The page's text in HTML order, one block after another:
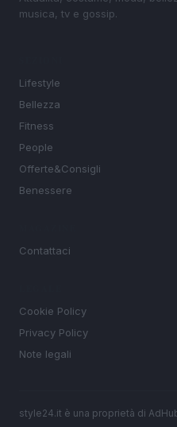
musica, tv e gossip.
Lifestyle
Bellezza
Fitness
People
Offerte&Consigli
Benessere
Contattaci
Cookie Policy
Privacy Policy
Note legali
style24.it è una proprietà di